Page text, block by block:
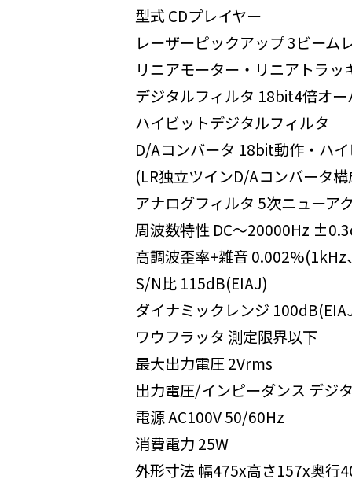
型式 CDプレイヤー
レーザーピックアップ 3ビーム
リニアモーター・リニアトラッ
デジタルフィルタ 18bit4倍オ
ハイビットデジタルフィルタ
D/Aコンバータ 18bit動作・ハ
(LR独立ツインD/Aコンバータ
アナログフィルタ 5次ニューア
周波数特性 DC～20000Hz
高調波歪率+雑音 0.002%(1kHz
S/N比 115dB(EIAJ)
ダイナミックレンジ
ワウフラッタ 測定限界以下
最大出力電圧 2Vrms
出力電圧/インピーダンス デジ
電源 AC100V 50/60Hz
消費電力 25W
外形寸法 幅475x高さ157x奥行